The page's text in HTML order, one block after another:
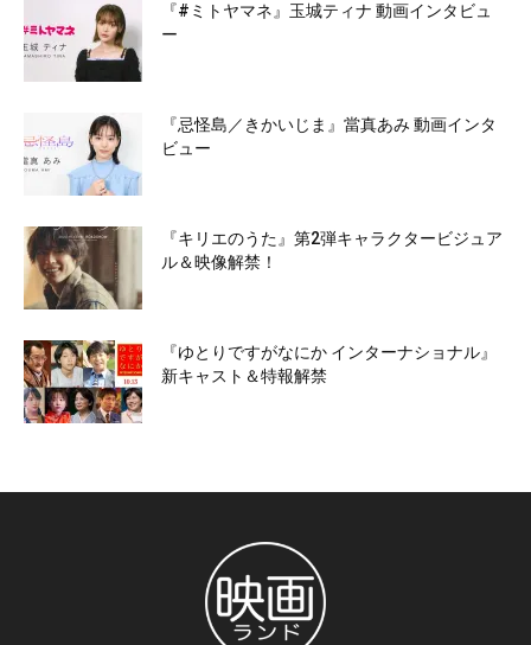
『#ミトヤマネ』玉城ティナ 動画インタビュ
ー
『忌怪島／きかいじま』當真あみ 動画インタ
ビュー
『キリエのうた』第2弾キャラクタービジュア
ル＆映像解禁！
『ゆとりですがなにか インターナショナル』
新キャスト＆特報解禁